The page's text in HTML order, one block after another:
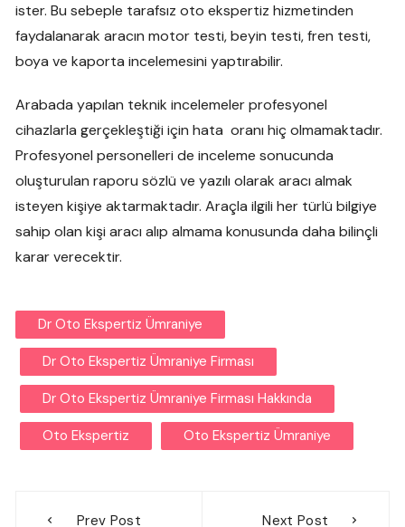
ister. Bu sebeple tarafsız oto ekspertiz hizmetinden
faydalanarak aracın motor testi, beyin testi, fren testi,
boya ve kaporta incelemesini yaptırabilir.
Arabada yapılan teknik incelemeler profesyonel
cihazlarla gerçekleştiği için hata oranı hiç olmamaktadır.
Profesyonel personelleri de inceleme sonucunda
oluşturulan raporu sözlü ve yazılı olarak aracı almak
isteyen kişiye aktarmaktadır. Araçla ilgili her türlü bilgiye
sahip olan kişi aracı alıp almama konusunda daha bilinçli
karar verecektir.
Dr Oto Ekspertiz Ümraniye
Dr Oto Ekspertiz Ümraniye Firması
Dr Oto Ekspertiz Ümraniye Firması Hakkında
Oto Ekspertiz Oto Ekspertiz Ümraniye
Prev Post Next Post